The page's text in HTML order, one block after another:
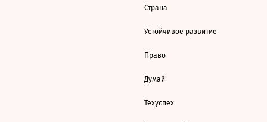
Страна
Устойчивое развитие
Право
Думай
Техуспех